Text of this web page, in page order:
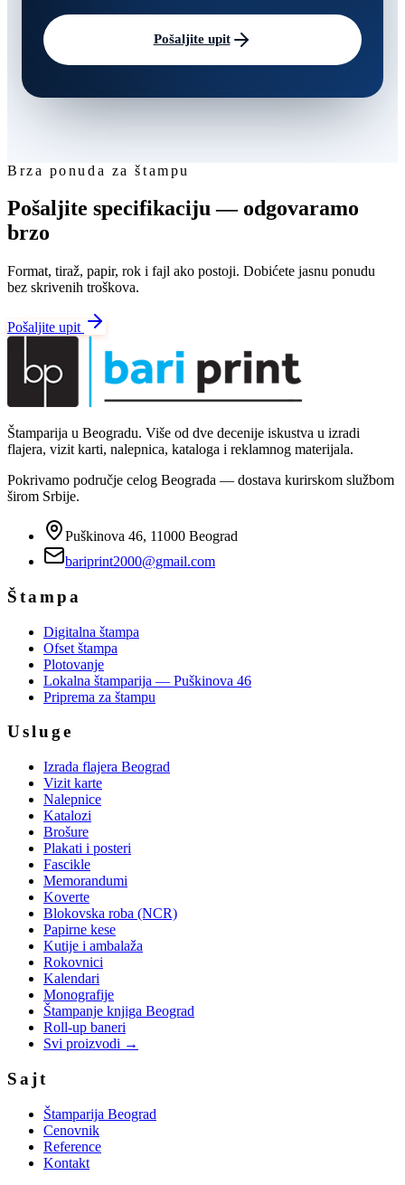
Pošaljite upit
Brza ponuda za štampu
Pošaljite specifikaciju — odgovaramo
brzo
Format, tiraž, papir, rok i fajl ako postoji. Dobićete jasnu ponudu
bez skrivenih troškova.
Pošaljite upit
Štamparija u Beogradu. Više od dve decenije iskustva u izradi
flajera, vizit karti, nalepnica, kataloga i reklamnog materijala.
Pokrivamo područje celog Beograda — dostava kurirskom službom
širom Srbije.
Puškinova 46, 11000 Beograd
bariprint2000@gmail.com
Štampa
Digitalna štampa
Ofset štampa
Plotovanje
Lokalna štamparija — Puškinova 46
Priprema za štampu
Usluge
Izrada flajera Beograd
Vizit karte
Nalepnice
Katalozi
Brošure
Plakati i posteri
Fascikle
Memorandumi
Koverte
Blokovska roba (NCR)
Papirne kese
Kutije i ambalaža
Rokovnici
Kalendari
Monografije
Štampanje knjiga Beograd
Roll-up baneri
Svi proizvodi →
Sajt
Štamparija Beograd
Cenovnik
Reference
Kontakt